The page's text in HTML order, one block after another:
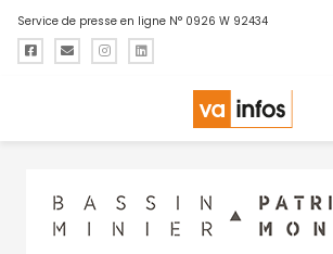
Service de presse en ligne N° 0926 W 92434